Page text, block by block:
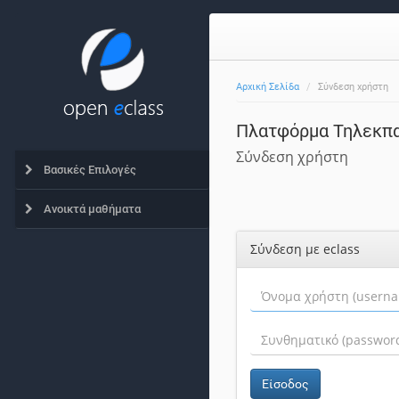
Αρχική Σελίδα Σύνδεση χρήστη
Πλατφόρμα
Σύνδεση χρήστη
Σύνδεση με eclass
Είσοδος
Βασικές Επιλογές
Ανοικτά μαθήματα